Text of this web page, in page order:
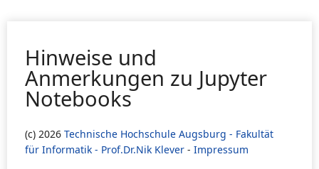
Hinweise und
Anmerkungen zu Jupyter
Notebooks
(c) 2026 Technische Hochschule Augsburg - Fakultät
für Informatik - Prof.Dr.Nik Klever - Impressum